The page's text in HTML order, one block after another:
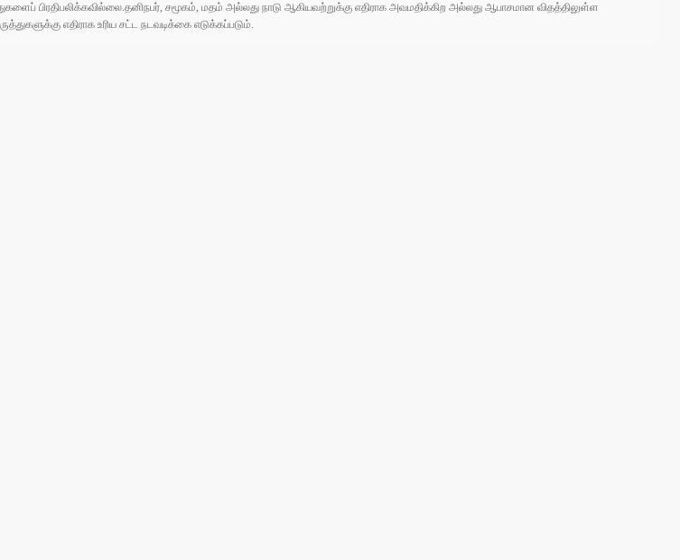
பிரதிபலிக்கவில்லை.தனிநபர், சமூகம், மதம் அல்லது நாடு ஆகியவற்றுக்கு எதிராக அவமதிக்கிற அல்லது ஆபாசமான விதத்திலுள்ள
எதிராக உரிய சட்ட நடவடிக்கை எடுக்கப்படும்.